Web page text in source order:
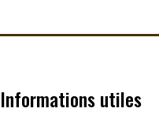
Informations utiles